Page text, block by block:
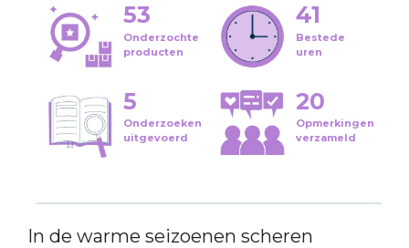
53
Onderzochte
producten
41
Bestede
uren
5
Onderzoeken
uitgevoerd
20
Opmerkingen
verzameld
In de warme seizoenen scheren